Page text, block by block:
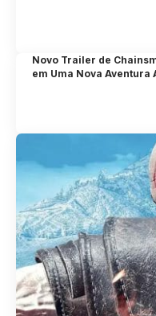
Novo Trailer de
em Uma Nova Aventura